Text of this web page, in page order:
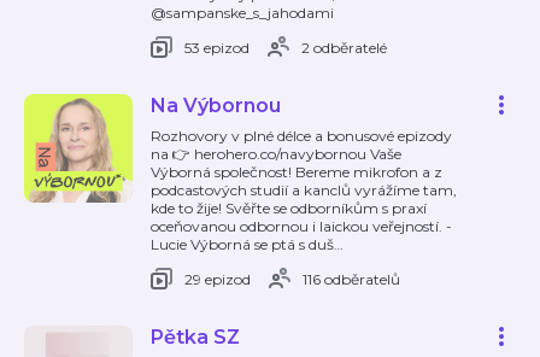
@sampanske_s_jahodami
53 epizod
2 odběratelé
Na Výbornou
Rozhovory v plné délce a bonusové epizody
na 👉 herohero.co/navybornou Vaše
Výborná společnost! Bereme mikrofon a z
podcastových studií a kanclů vyrážíme tam,
kde to žije! Svěřte se odborníkům s praxí
oceňovanou odbornou i laickou veřejností. -
Lucie Výborná se ptá s duš…
29 epizod
116 odběratelů
Pětka SZ